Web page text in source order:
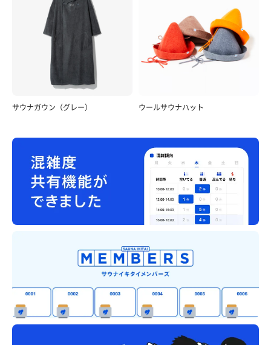
サウナガウン（グレー） ウールサウナハット